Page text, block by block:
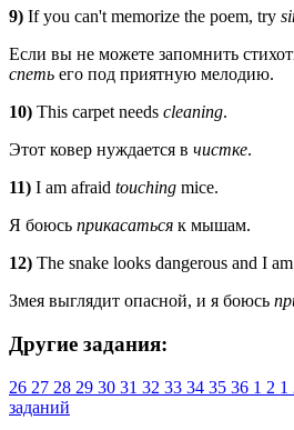
9) If you can't memorize the poem, try
Если вы не можете запомнить
спеть его под приятную мелодию.
10) This carpet needs cleaning.
Этот ковер нуждается в чистке.
11) I am afraid touching mice.
Я боюсь прикасаться к мышам.
12) The snake looks dangerous and I
Змея выглядит опасной, и я боюсь
Другие задания:
26 27 28 29 30 31 32 33 34 35 36 1 2 1
заданий